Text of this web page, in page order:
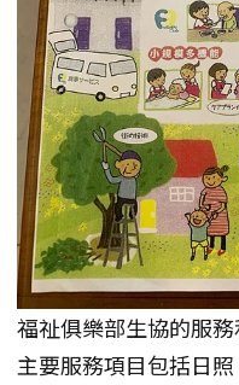
福祉俱樂部生協的服
主要服務項目包括日